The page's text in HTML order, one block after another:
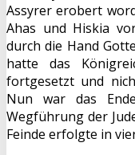
Assyrer erobert
Ahas und Hiskia
durch die Hand
hatte das
fortgesetzt und
Nun war das
Wegführung der
Feinde erfolgte in